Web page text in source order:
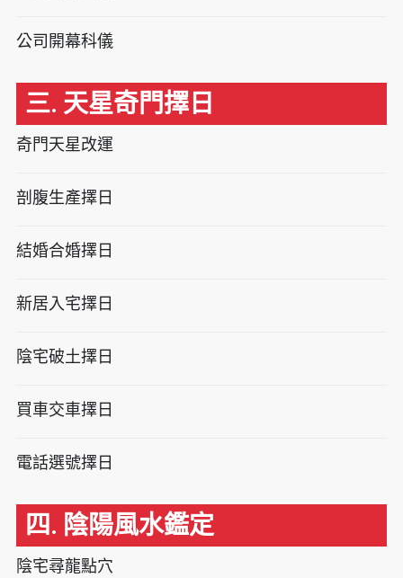
公司開幕科儀
三. 天星奇門擇日
奇門天星改運
剖腹生產擇日
結婚合婚擇日
新居入宅擇日
陰宅破土擇日
買車交車擇日
電話選號擇日
四. 陰陽風水鑑定
陰宅尋龍點穴